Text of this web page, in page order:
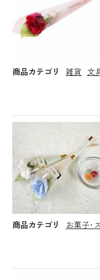
商品カテゴリ 雑貨 文
商品カテゴリ お菓子･